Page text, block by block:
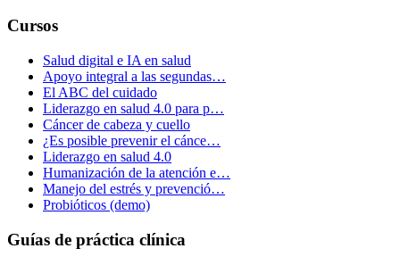
Cursos
Salud digital e IA en salud
Apoyo integral a las segundas…
El ABC del cuidado
Liderazgo en salud 4.0 para p…
Cáncer de cabeza y cuello
¿Es posible prevenir el cánce…
Liderazgo en salud 4.0
Humanización de la atención e…
Manejo del estrés y prevenció…
Probióticos (demo)
Guías de práctica clínica